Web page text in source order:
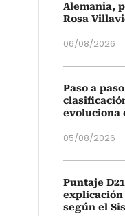
Alemania,
Rosa
06/08/2026
Paso a
evoluciona
05/08/2026
Puntaje
explicación
según el